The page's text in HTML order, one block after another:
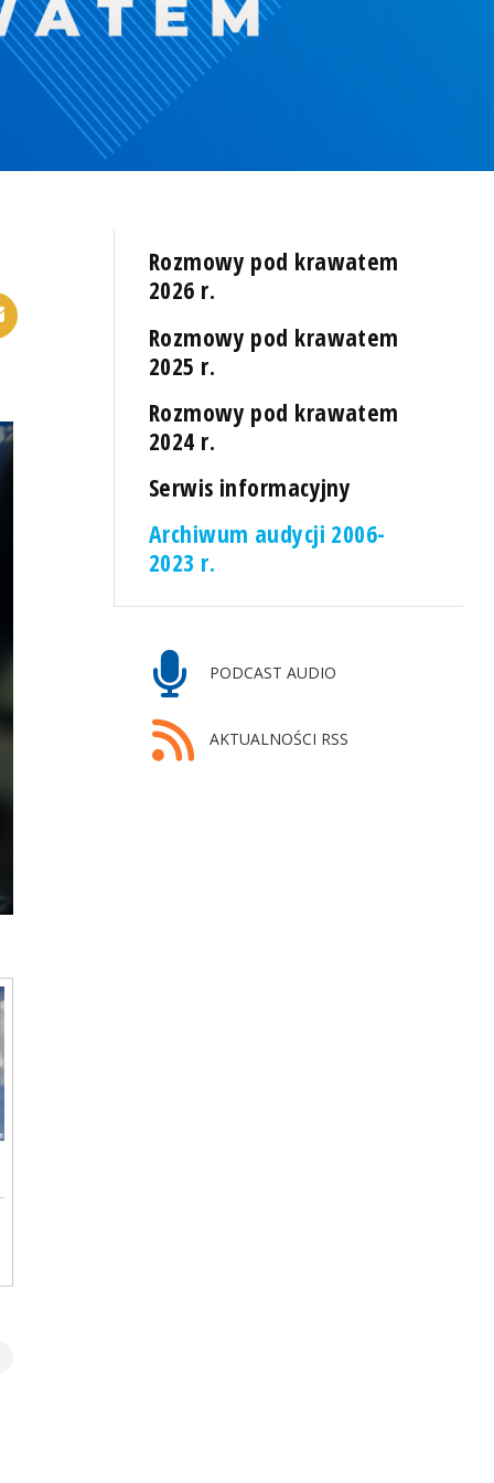
Rozmowy pod krawatem
2026 r.
Rozmowy pod krawatem
2025 r.
Rozmowy pod krawatem
2024 r.
Serwis informacyjny
Archiwum audycji 2006-
2023 r.
PODCAST AUDIO
AKTUALNOŚCI RSS